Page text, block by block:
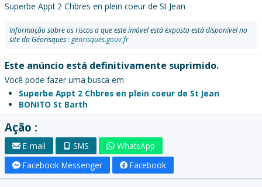
Superbe Appt 2 Chbres en plein coeur de St Jean
Informação sobre os riscos a que este imóvel está exposto está disponível no
site da Géorisques :georisques.gouv.fr
Este anúncio está definitivamente suprimido.
Você pode fazer uma busca em
Superbe Appt 2 Chbres en plein coeur de St Jean
BONITO St Barth
Ação :
E-mail SMS
WhatsApp
Facebook Messenger
Facebook